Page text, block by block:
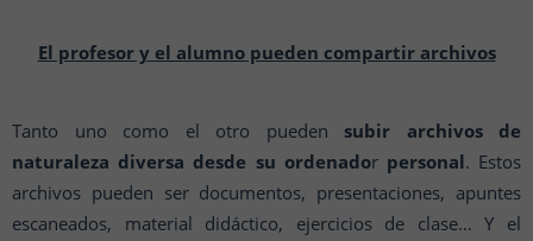
El profesor y el alumno pueden compartir archivos
Tanto uno como el otro pueden subir archivos de
naturaleza diversa desde su ordenador personal. Estos
archivos pueden ser documentos, presentaciones, apuntes
escaneados, material didáctico, ejercicios de clase… Y el